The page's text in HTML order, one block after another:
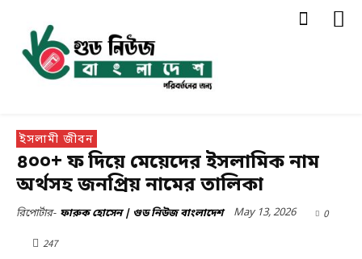
ইসলামী জীবন
৪০০+ ফ দিয়ে মেয়েদের ইসলামিক নাম
অর্থসহ জনপ্রিয় নামের তালিকা
রিপোর্টার- ফারুক হোসেন | গুড নিউজ বাংলাদেশ May 13, 2026 0
247